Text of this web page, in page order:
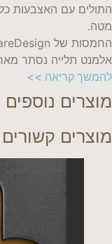
התולים עם האצבעות
מטה.
אלמנט תלייה נסתר מאחור
להמשך קריאה >>
מוצרים נוספים
מוצרים קשורים